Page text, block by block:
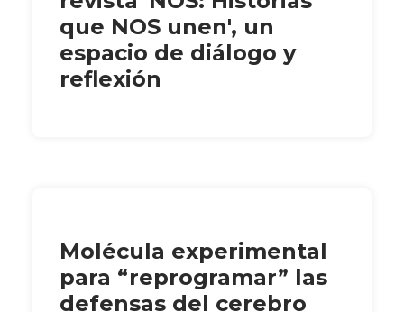
que NOS unen', un
espacio de diálogo y
reflexión
Molécula experimental
para “reprogramar” las
defensas del cerebro